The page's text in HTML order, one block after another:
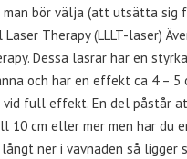
man bör välja (att utsätta sig
Laser Therapy (LLLT-laser)
Dessa lasrar har en
och har en effekt ca 4 – 5
vid full effekt. En del påstår
10 cm eller mer men har du
ner i vävnaden så ligger